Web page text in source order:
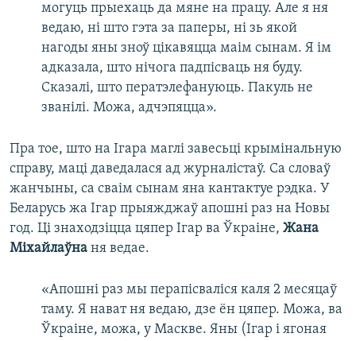
могуць прыехаць да мяне на працу. Але я ня
ведаю, ні што гэта за паперы, ні зь якой
нагоды яны зноў цікавяцца маім сынам. Я ім
адказала, што нічога падпісваць ня буду.
Сказалі, што ператэлефануюць. Пакуль не
званілі. Можа, адчэпяцца».
Пра тое, што на Ігара маглі завесьці крымінальную
справу, маці даведалася ад журналістаў. Са словаў
жанчыны, са сваім сынам яна кантактуе рэдка. У
Беларусь жа Ігар прыяжджаў апошні раз на Новы
год. Ці знаходзіцца цяпер Ігар ва Ўкраіне, Жана
Міхайлаўна ня ведае.
«Апошні раз мы перапісваліся каля 2 месяцаў
таму. Я нават ня ведаю, дзе ён цяпер. Можа, ва
Ўкраіне, можа, у Маскве. Яны (Ігар і ягоная